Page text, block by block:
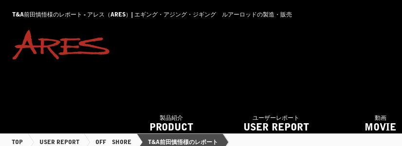
T&A前田慎悟様のレポート - アレス（ARES）| エギング・アジング・ジギング ルアーロッドの製造・販売
製品紹介
PRODUCT
ユーザーレポート
USER REPORT
動画
MOVIE
TOP USER REPORT OFF SHORE T&A前田慎悟様のレポート